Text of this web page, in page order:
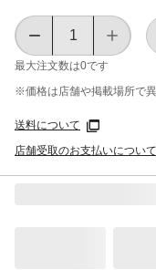
最大注文数は0です
※価格は​店舗や​掲載場所で​異
送料について
店舗受取のお支払いについて